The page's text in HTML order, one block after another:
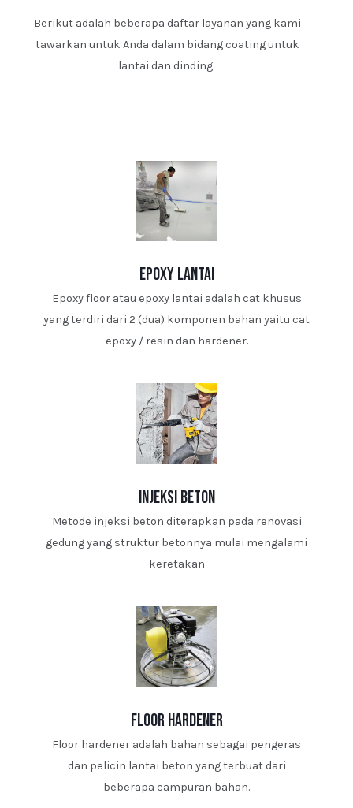
Berikut adalah beberapa daftar layanan yang kami
tawarkan untuk Anda dalam bidang coating untuk
lantai dan dinding.
epoxy lantai
Epoxy floor atau epoxy lantai adalah cat khusus
yang terdiri dari 2 (dua) komponen bahan yaitu cat
epoxy / resin dan hardener.
injeksi beton
Metode injeksi beton diterapkan pada renovasi
gedung yang struktur betonnya mulai mengalami
keretakan
floor hardener
Floor hardener adalah bahan sebagai pengeras
dan pelicin lantai beton yang terbuat dari
beberapa campuran bahan.